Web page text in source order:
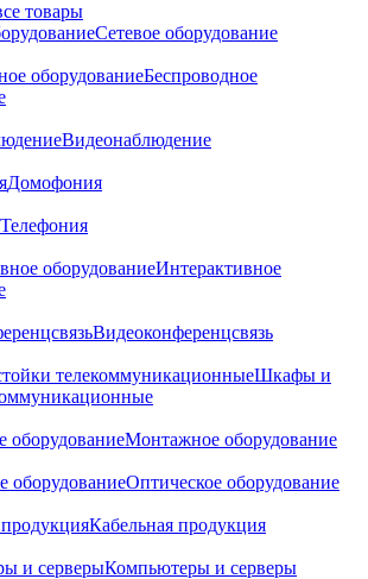
товары
Сетевое оборудование
Беспроводное
Видеонаблюдение
Домофония
Телефония
Интерактивное
Видеоконференцсвязь
Шкафы и
Монтажное оборудование
Оптическое оборудование
Кабельная продукция
Компьютеры и серверы